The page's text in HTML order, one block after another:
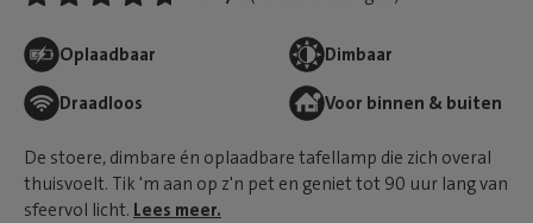
Oplaadbaar Dimbaar
Draadloos Voor binnen & buiten
De stoere, dimbare én oplaadbare tafellamp die zich overal
thuisvoelt. Tik 'm aan op z'n pet en geniet tot 90 uur lang van
sfeervol licht. Lees meer.